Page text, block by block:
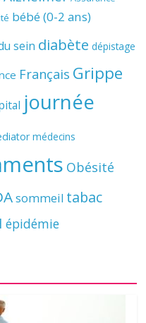
bébé (0-2 ans)
sein diabète dépistage
Français Grippe
journée
médecins
Obésité
sommeil tabac
épidémie